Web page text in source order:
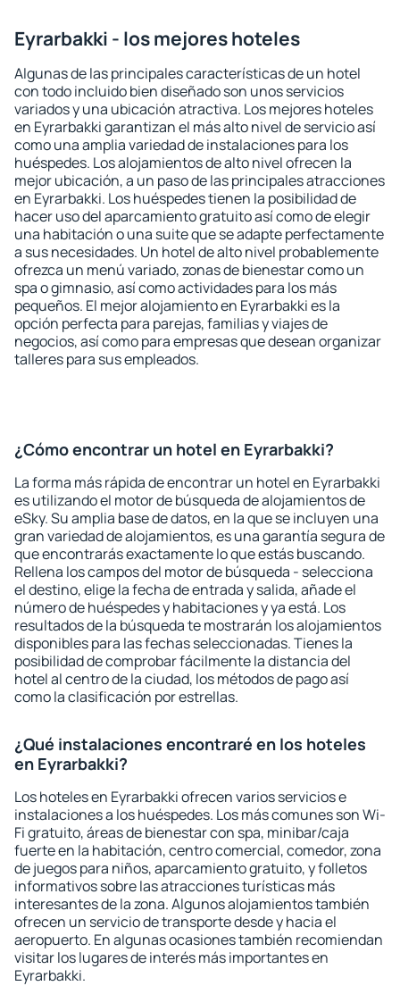
Eyrarbakki - los mejores hoteles
Algunas de las principales características de un hotel
con todo incluido bien diseñado son unos servicios
variados y una ubicación atractiva. Los mejores hoteles
en Eyrarbakki garantizan el más alto nivel de servicio así
como una amplia variedad de instalaciones para los
huéspedes. Los alojamientos de alto nivel ofrecen la
mejor ubicación, a un paso de las principales atracciones
en Eyrarbakki. Los huéspedes tienen la posibilidad de
hacer uso del aparcamiento gratuito así como de elegir
una habitación o una suite que se adapte perfectamente
a sus necesidades. Un hotel de alto nivel probablemente
ofrezca un menú variado, zonas de bienestar como un
spa o gimnasio, así como actividades para los más
pequeños. El mejor alojamiento en Eyrarbakki es la
opción perfecta para parejas, familias y viajes de
negocios, así como para empresas que desean organizar
talleres para sus empleados.
¿Cómo encontrar un hotel en Eyrarbakki?
La forma más rápida de encontrar un hotel en Eyrarbakki
es utilizando el motor de búsqueda de alojamientos de
eSky. Su amplia base de datos, en la que se incluyen una
gran variedad de alojamientos, es una garantía segura de
que encontrarás exactamente lo que estás buscando.
Rellena los campos del motor de búsqueda - selecciona
el destino, elige la fecha de entrada y salida, añade el
número de huéspedes y habitaciones y ya está. Los
resultados de la búsqueda te mostrarán los alojamientos
disponibles para las fechas seleccionadas. Tienes la
posibilidad de comprobar fácilmente la distancia del
hotel al centro de la ciudad, los métodos de pago así
como la clasificación por estrellas.
¿Qué instalaciones encontraré en los hoteles
en Eyrarbakki?
Los hoteles en Eyrarbakki ofrecen varios servicios e
instalaciones a los huéspedes. Los más comunes son Wi-
Fi gratuito, áreas de bienestar con spa, minibar/caja
fuerte en la habitación, centro comercial, comedor, zona
de juegos para niños, aparcamiento gratuito, y folletos
informativos sobre las atracciones turísticas más
interesantes de la zona. Algunos alojamientos también
ofrecen un servicio de transporte desde y hacia el
aeropuerto. En algunas ocasiones también recomiendan
visitar los lugares de interés más importantes en
Eyrarbakki.